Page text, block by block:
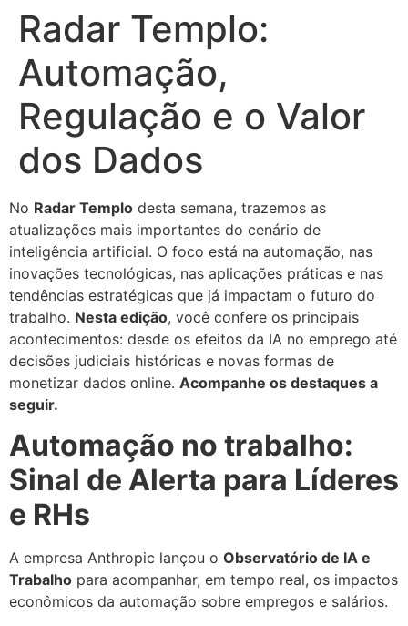
Radar Templo:
Automação,
Regulação e o Valor
dos Dados
No Radar Templo desta semana, trazemos as
atualizações mais importantes do cenário de
inteligência artificial. O foco está na automação, nas
inovações tecnológicas, nas aplicações práticas e nas
tendências estratégicas que já impactam o futuro do
trabalho. Nesta edição, você confere os principais
acontecimentos: desde os efeitos da IA no emprego até
decisões judiciais históricas e novas formas de
monetizar dados online. Acompanhe os destaques a
seguir.
Automação no trabalho:
Sinal de Alerta para Líderes
e RHs
A empresa Anthropic lançou o Observatório de IA e
Trabalho para acompanhar, em tempo real, os impactos
econômicos da automação sobre empregos e salários.